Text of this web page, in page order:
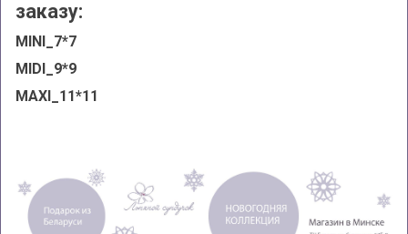
заказу:
MINI_7*7
MIDI_9*9
MAXI_11*11